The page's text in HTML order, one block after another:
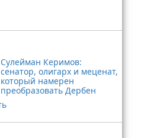
Сулейман Керимов:
сенатор, олигарх и меценат,
который намерен
преобразовать Дербен